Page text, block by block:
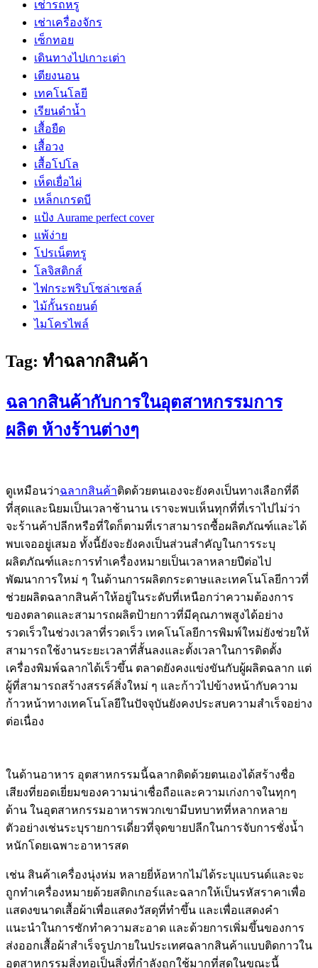
เช่ารถหรู
เช่าเครื่องจักร
เซ็กทอย
เดินทางไปเกาะเต่า
เตียงนอน
เทคโนโลยี
เรียนดำน้ำ
เสื้อยืด
เสื้อวง
เสื้อโปโล
เห็ดเยื่อไผ่
เหล็กเกรดบี
แป้ง Aurame perfect cover
แพ้ง่าย
โปรเน็ตทรู
โลจิสติกส์
ไฟกระพริบโซล่าเซลล์
ไม้กั้นรถยนต์
ไมโครไพล์
Tag: ทำฉลากสินค้า
ฉลากสินค้ากับการในอุตสาหกรรมการ
ผลิต ห้างร้านต่างๆ
ดูเหมือนว่าฉลากสินค้าติดด้วยตนเองจะยังคงเป็นทางเลือกที่ดี
ที่สุดและนิยมเป็นเวลาช้านาน เราจะพบเห็นทุกที่ที่เราไปไม่ว่า
จะร้านค้าปลีกหรือที่ใดก็ตามที่เราสามารถซื้อผลิตภัณฑ์และได้
พบเจออยู่เสมอ ทั้งนี้ยังจะยังคงเป็นส่วนสำคัญในการระบุ
ผลิตภัณฑ์และการทำเครื่องหมายเป็นเวลาหลายปีต่อไป
พัฒนาการใหม่ ๆ ในด้านการผลิตกระดาษและเทคโนโลยีกาวที่
ช่วยผลิตฉลากสินค้าให้อยู่ในระดับที่เหนือกว่าความต้องการ
ของตลาดและสามารถผลิตป้ายกาวที่มีคุณภาพสูงได้อย่าง
รวดเร็วในช่วงเวลาที่รวดเร็ว เทคโนโลยีการพิมพ์ใหม่ยังช่วยให้
สามารถใช้งานระยะเวลาที่สั้นลงและตั้งเวลาในการติดตั้ง
เครื่องพิมพ์ฉลากได้เร็วขึ้น ตลาดยังคงแข่งขันกับผู้ผลิตฉลาก แต่
ผู้ที่สามารถสร้างสรรค์สิ่งใหม่ ๆ และก้าวไปข้างหน้ากับความ
ก้าวหน้าทางเทคโนโลยีในปัจจุบันยังคงประสบความสำเร็จอย่าง
ต่อเนื่อง
ในด้านอาหาร อุตสาหกรรมนี้ฉลากติดด้วยตนเองได้สร้างชื่อ
เสียงที่ยอดเยี่ยมของความน่าเชื่อถือและความเก่งกาจในทุกๆ
ด้าน ในอุตสาหกรรมอาหารพวกเขามีบทบาทที่หลากหลาย
ตัวอย่างเช่นระบุรายการเดี่ยวที่จุดขายปลีกในการจับการชั่งน้ำ
หนักโดยเฉพาะอาหารสด
เช่น สินค้าเครื่องนุ่งห่ม หลายยี่ห้อหากไม่ได้ระบุแบรนด์และจะ
ถูกทำเครื่องหมายด้วยสติกเกอร์และฉลากให้เป็นรหัสราคาเพื่อ
แสดงขนาดเสื้อผ้าเพื่อแสดงวัสดุที่ทำขึ้น และเพื่อแสดงคำ
แนะนำในการซักทำความสะอาด และด้วยการเพิ่มขึ้นของการ
ส่งออกเสื้อผ้าสำเร็จรูปภายในประเทศฉลากสินค้าแบบติดกาวใน
อุตสาหกรรมสิ่งทอเป็นสิ่งที่กำลังถูกใช้มากที่สุดในขณะนี้